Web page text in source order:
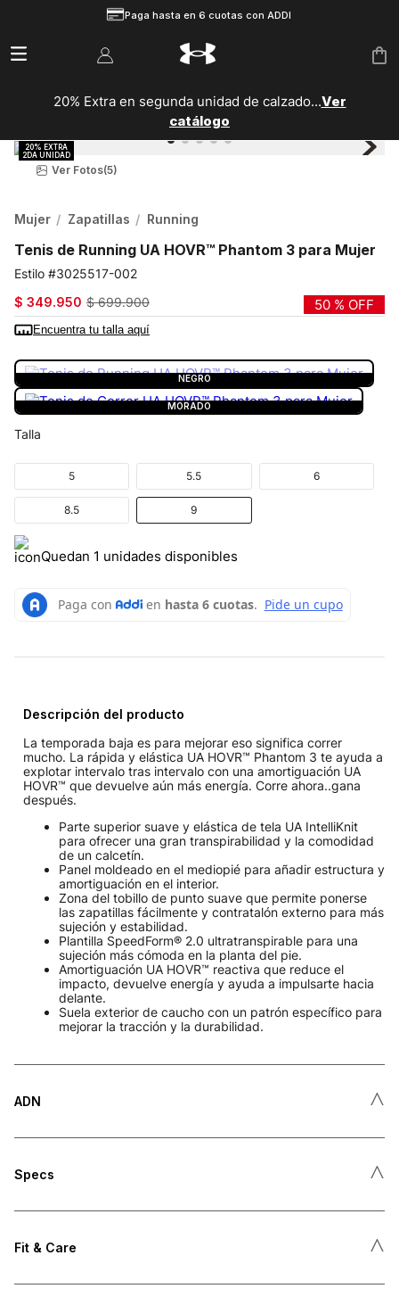
Paga hasta en 6 cuotas con ADDI
20% Extra en segunda unidad de calzado...Ver
catálogo
Ver Fotos(5)
Mujer Zapatillas Running
Tenis de Running UA HOVR™ Phantom 3 para Mujer
3025517-002
$ 349.950 $ 699.900 50 % OFF
Encuentra tu talla aquí
NEGRO
MORADO
Talla
5 5.5 6
8.5 9
Quedan 1 unidades disponibles
Descripción del producto
La temporada baja es para mejorar eso significa correr
mucho. La rápida y elástica UA HOVR™ Phantom 3 te ayuda a
explotar intervalo tras intervalo con una amortiguación UA
HOVR™ que devuelve aún más energía. Corre ahora..gana
después.
Parte superior suave y elástica de tela UA IntelliKnit
para ofrecer una gran transpirabilidad y la comodidad
de un calcetín.
Panel moldeado en el mediopié para añadir estructura y
amortiguación en el interior.
Zona del tobillo de punto suave que permite ponerse
las zapatillas fácilmente y contratalón externo para más
sujeción y estabilidad.
Plantilla SpeedForm® 2.0 ultratranspirable para una
sujeción más cómoda en la planta del pie.
Amortiguación UA HOVR™ reactiva que reduce el
impacto, devuelve energía y ayuda a impulsarte hacia
delante.
Suela exterior de caucho con un patrón específico para
mejorar la tracción y la durabilidad.
ADN ˄
Specs ˄
Fit & Care ˄